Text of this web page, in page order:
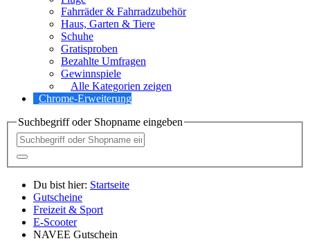
Fahrräder & Fahrradzubehör
Haus, Garten & Tiere
Schuhe
Gratisproben
Bezahlte Umfragen
Gewinnspiele
Alle Kategorien zeigen
Chrome-Erweiterung
Suchbegriff oder Shopname eingeben
Du bist hier: Startseite
Gutscheine
Freizeit & Sport
E-Scooter
NAVEE Gutschein